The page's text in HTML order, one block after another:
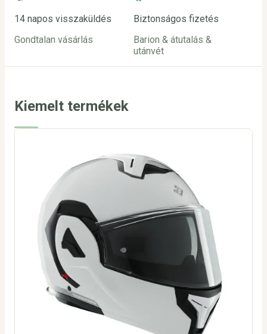
14 napos visszaküldés
Gondtalan vásárlás
Biztonságos fizetés
Barion & átutalás &
utánvét
Kiemelt termékek